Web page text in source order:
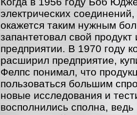
электрических
окажется таким нужным
запантетовал свой
предприятии. В 1970 году
расширил предприятие,
Фелпс понимал, что
пользоваться большим
новые исследования и
восполнились сполна,